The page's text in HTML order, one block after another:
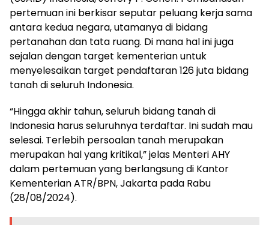
pertemuan ini berkisar seputar peluang kerja sama
antara kedua negara, utamanya di bidang
pertanahan dan tata ruang. Di mana hal ini juga
sejalan dengan target kementerian untuk
menyelesaikan target pendaftaran 126 juta bidang
tanah di seluruh Indonesia.
“Hingga akhir tahun, seluruh bidang tanah di
Indonesia harus seluruhnya terdaftar. Ini sudah mau
selesai. Terlebih persoalan tanah merupakan
merupakan hal yang kritikal,” jelas Menteri AHY
dalam pertemuan yang berlangsung di Kantor
Kementerian ATR/BPN, Jakarta pada Rabu
(28/08/2024).